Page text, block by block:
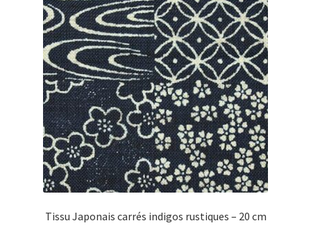
Tissu Japonais carrés indigos rustiques – 20 cm